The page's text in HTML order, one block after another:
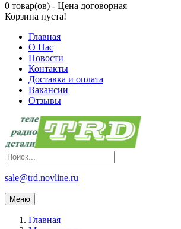
0 товар(ов) - Цена договорная
Корзина пуста!
Главная
О Нас
Новости
Контакты
Доставка и оплата
Вакансии
Отзывы
sale@trd.novline.ru
Меню
Главная